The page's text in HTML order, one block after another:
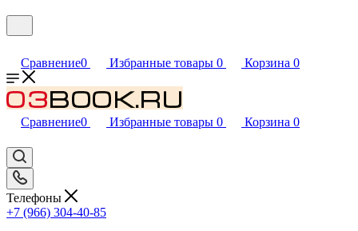
Сравнение0 Избранные товары 0 Корзина 0
Сравнение0 Избранные товары 0 Корзина 0
Телефоны
+7 (966) 304-40-85